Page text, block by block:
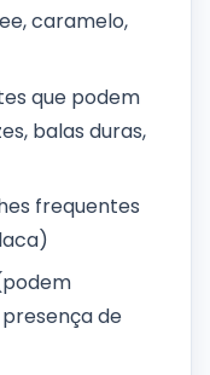
caramelo,
que podem
balas duras,
frequentes
de